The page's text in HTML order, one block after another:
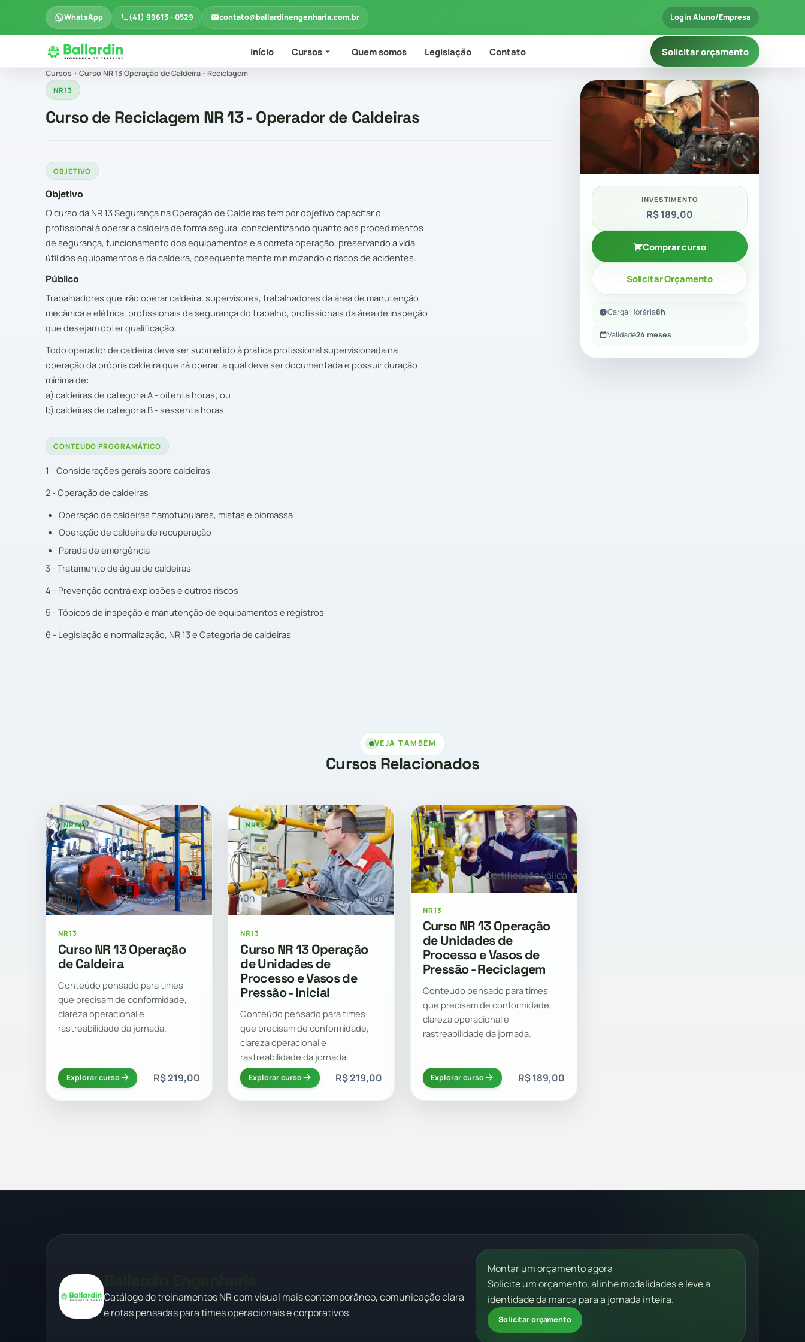
WhatsApp (41) 99613 - 0529 contato@ballardinengenharia.com.br Login Aluno/Empresa
Início Cursos Quem somos Legislação Contato Solicitar orçamento
Cursos Curso NR 13 Operação de Caldeira - Reciclagem
NR13
Curso de Reciclagem NR 13 - Operador de Caldeiras
OBJETIVO
Objetivo
O curso da NR 13 Segurança na Operação de Caldeiras tem por objetivo capacitar o
profissional à operar a caldeira de forma segura, conscientizando quanto aos procedimentos
de segurança, funcionamento dos equipamentos e a correta operação, preservando a vida
útil dos equipamentos e da caldeira, cosequentemente minimizando o riscos de acidentes.
Público
Trabalhadores que irão operar caldeira, supervisores, trabalhadores da área de manutenção
mecânica e elétrica, profissionais da segurança do trabalho, profissionais da área de inspeção
que desejam obter qualificação.
Todo operador de caldeira deve ser submetido à prática profissional supervisionada na
operação da própria caldeira que irá operar, a qual deve ser documentada e possuir duração
mínima de:
a) caldeiras de categoria A - oitenta horas; ou
b) caldeiras de categoria B - sessenta horas.
CONTEÚDO PROGRAMÁTICO
1 - Considerações gerais sobre caldeiras
2 - Operação de caldeiras
Operação de caldeiras flamotubulares, mistas e biomassa
Operação de caldeira de recuperação
Parada de emergência
3 - Tratamento de água de caldeiras
4 - Prevenção contra explosões e outros riscos
5 - Tópicos de inspeção e manutenção de equipamentos e registros
6 - Legislação e normalização, NR 13 e Categoria de caldeiras
INVESTIMENTO
R$ 189,00
Comprar curso
Solicitar Orçamento
Carga Horária8h
Validade24 meses
VEJA TAMBÉM
Cursos Relacionados
NR13 R$ 219,00
40h Certificação válida
NR13
Curso NR 13 Operação
de Caldeira
Conteúdo pensado para times
que precisam de conformidade,
clareza operacional e
rastreabilidade da jornada.
Explorar curso R$ 219,00
NR13 R$ 219,00
40h Certificação válida
NR13
Curso NR 13 Operação
de Unidades de
Processo e Vasos de
Pressão - Inicial
Conteúdo pensado para times
que precisam de conformidade,
clareza operacional e
rastreabilidade da jornada.
Explorar curso R$ 219,00
NR13 R$ 189,00
8h Certificação válida
NR13
Curso NR 13 Operação
de Unidades de
Processo e Vasos de
Pressão - Reciclagem
Conteúdo pensado para times
que precisam de conformidade,
clareza operacional e
rastreabilidade da jornada.
Explorar curso R$ 189,00
Ballardin Engenharia
Catálogo de treinamentos NR com visual mais contemporâneo, comunicação clara
e rotas pensadas para times operacionais e corporativos.
Montar um orçamento agora
Solicite um orçamento, alinhe modalidades e leve a
identidade da marca para a jornada inteira.
Solicitar orçamento